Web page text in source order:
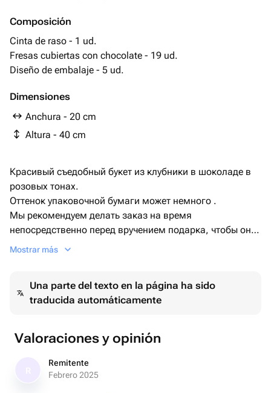
Composición
Cinta de raso - 1 ud.
Fresas cubiertas con chocolate - 19 ud.
Diseño de embalaje - 5 ud.
Dimensiones
Anchura - 20 cm
Altura - 40 cm
Красивый съедобный букет из клубники в шоколаде в
розовых тонах.
Оттенок упаковочной бумаги может немного .
Мы рекомендуем делать заказ на время
непосредственно перед вручением подарка, чтобы он
был максимально свежим.
шпажек (температура хранения+ 2,+ 4)
Mostrar más
Una parte del texto en la página ha sido
traducida automáticamente
Valoraciones y opinión
Remitente
Febrero 2025